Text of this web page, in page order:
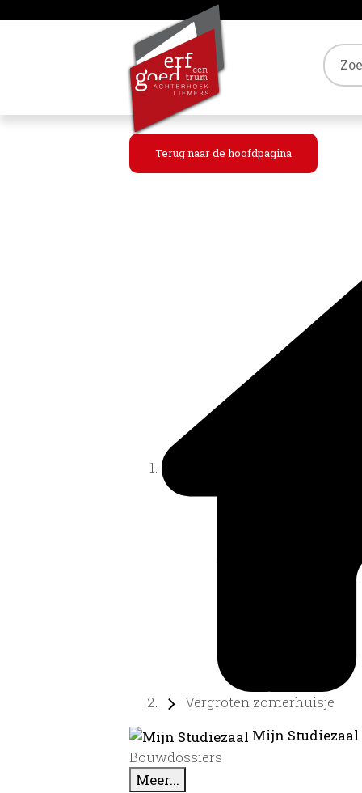
Terug naar de hoofdpagina
Vergroten zomerhuisje
Mijn
Bouwdossiers
Meer...